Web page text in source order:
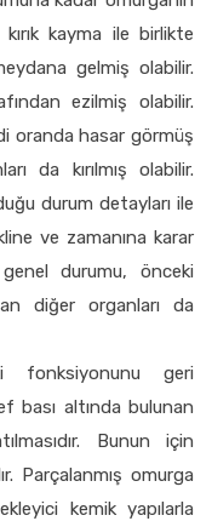
kayma ile birlikte
gelmiş olabilir.
ezilmiş olabilir.
oranda hasar görmüş
da kırılmış olabilir.
durum detayları ile
ve zamanına karar
durumu, önceki
diğer organları da
fonksiyonunu geri
bası altında bulunan
Bunun için
Parçalanmış omurga
kemik yapılarla